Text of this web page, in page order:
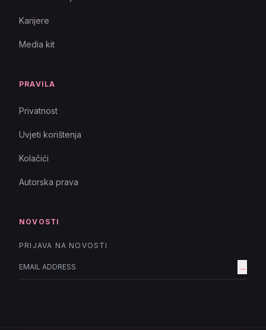
Karijere
Media kit
PRAVILA
Privatnost
Uvjeti korištenja
Kolačići
Autorska prava
NOVOSTI
PRIJAVA NA NOVOSTI
→